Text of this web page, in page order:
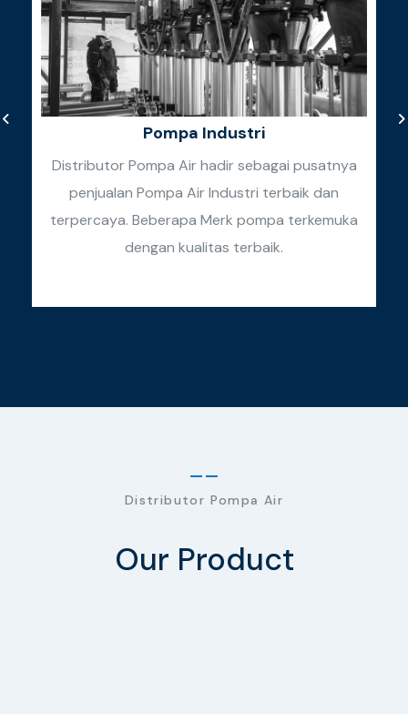
Pompa Industri
Distributor Pompa Air hadir sebagai pusatnya
penjualan Pompa Air Industri terbaik dan
terpercaya. Beberapa Merk pompa terkemuka
dengan kualitas terbaik.
Distributor Pompa Air
Our Product